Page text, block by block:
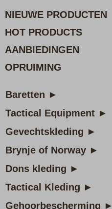
NIEUWE PRODUCTEN
HOT PRODUCTS
AANBIEDINGEN
OPRUIMING
Baretten ►
Tactical Equipment ►
Gevechtskleding ►
Brynje of Norway ►
Dons kleding ►
Tactical Kleding ►
Gehoorbescherming ►